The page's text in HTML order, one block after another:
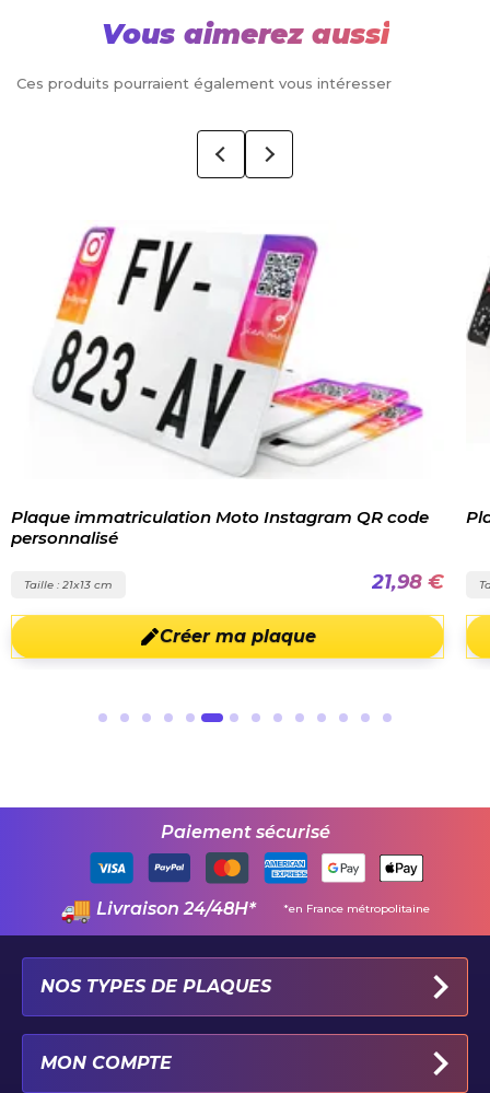
Vous aimerez aussi
Ces produits pourraient également vous intéresser
Plaque immatriculation Moto Instagram QR code
personnalisé
Taille : 21x13 cm 21,98 €
Créer ma plaque
Paiement sécurisé
Livraison 24/48H* *en France métropolitaine
NOS TYPES DE PLAQUES
MON COMPTE